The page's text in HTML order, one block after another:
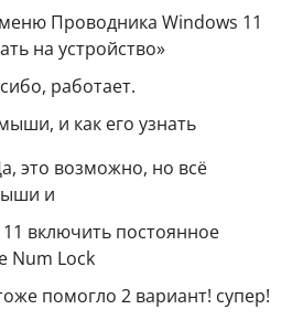
Проводника Windows 11
на устройство»
работает.
и как его узнать
это возможно, но всё
и
включить постоянное
Num Lock
помогло 2 вариант! супер!